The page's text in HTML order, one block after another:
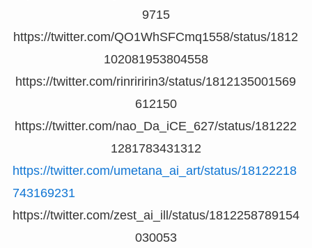
9715
https://twitter.com/QO1WhSFCmq1558/status/1812
102081953804558
https://twitter.com/rinriririn3/status/1812135001569
612150
https://twitter.com/nao_Da_iCE_627/status/181222
1281783431312
https://twitter.com/umetana_ai_art/status/18122218
743169231
https://twitter.com/zest_ai_ill/status/1812258789154
030053